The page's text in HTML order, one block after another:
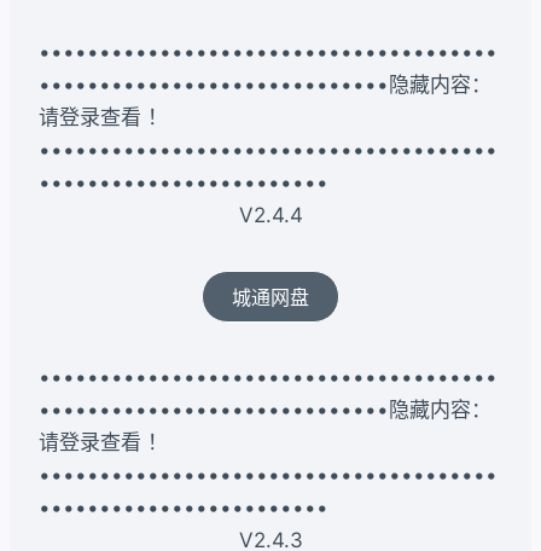
••••••••••••••••••••••••••••••••••••••
•••••••••••••••••••••••••••••隐藏内容：
请登录查看 ！
••••••••••••••••••••••••••••••••••••••
••••••••••••••••••••••••
V2.4.4
城通网盘
••••••••••••••••••••••••••••••••••••••
•••••••••••••••••••••••••••••隐藏内容：
请登录查看 ！
••••••••••••••••••••••••••••••••••••••
••••••••••••••••••••••••
V2.4.3